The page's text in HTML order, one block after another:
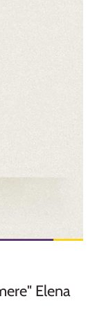
Elena